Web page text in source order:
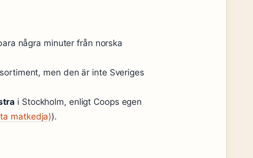
några minuter från norska
men den är inte Sveriges
i Stockholm, enligt Coops egen
matkedja)).